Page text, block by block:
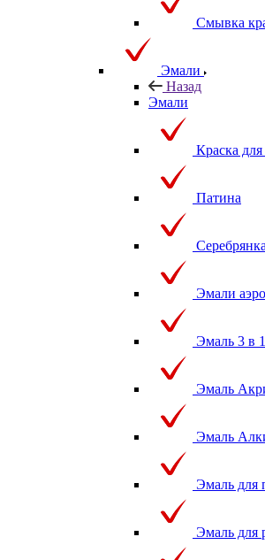
Смывка
Эмали
Назад
Эмали
Краска
Патина
Серебрянка
Эмали
Эмаль 3 в 1
Эмаль
Эмаль
Эмаль для
Эмаль для